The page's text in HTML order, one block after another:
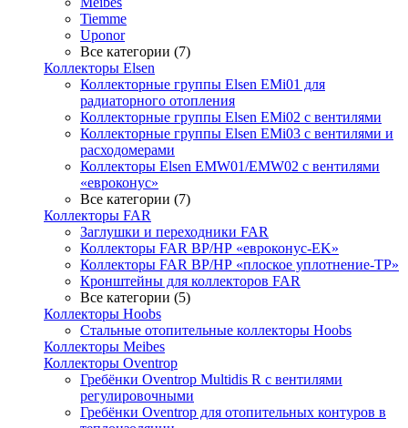
Tiemme
Uponor
Все категории (7)
Коллекторы Elsen
Коллекторные группы Elsen EMi01 для
радиаторного отопления
Коллекторные группы Elsen EMi02 с вентилями
Коллекторные группы Elsen EMi03 с вентилями и
расходомерами
Коллекторы Elsen EMW01/EMW02 с вентилями
«евроконус»
Все категории (7)
Коллекторы FAR
Заглушки и переходники FAR
Коллекторы FAR ВР/НР «евроконус-EK»
Коллекторы FAR ВР/НР «плоское уплотнение-TP»
Кронштейны для коллекторов FAR
Все категории (5)
Коллекторы Hoobs
Стальные отопительные коллекторы Hoobs
Коллекторы Meibes
Коллекторы Oventrop
Гребёнки Oventrop Multidis R с вентилями
регулировочными
Гребёнки Oventrop для отопительных контуров в